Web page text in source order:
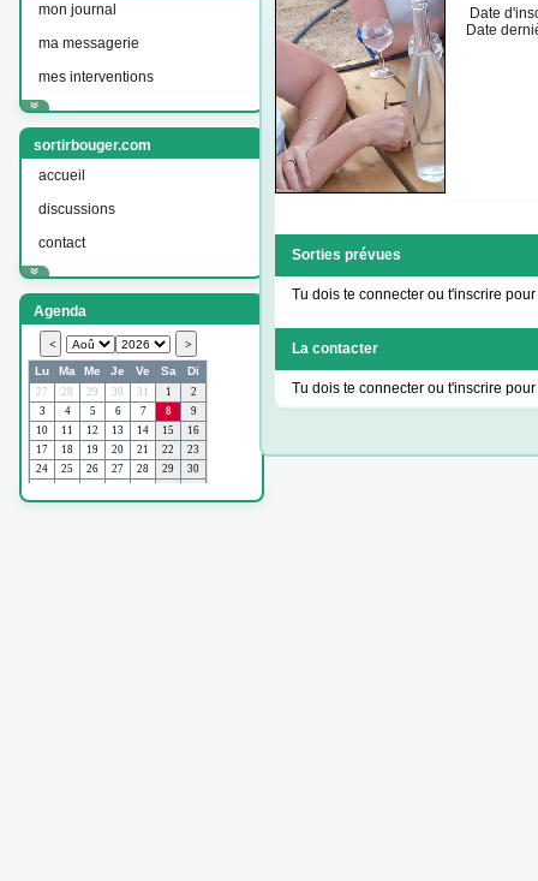
mon journal
ma messagerie
mes interventions
sortirbouger.com
accueil
discussions
contact
Agenda
Date
Date
Sorties prévues
Tu dois te connecter ou t'inscrire
La contacter
Tu dois te connecter ou t'inscrire